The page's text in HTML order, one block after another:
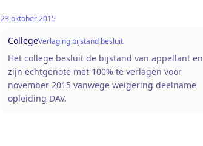
23 oktober 2015
CollegeVerlaging bijstand besluit
Het college besluit de bijstand van appellant en
zijn echtgenote met 100% te verlagen voor
november 2015 vanwege weigering deelname
opleiding DAV.